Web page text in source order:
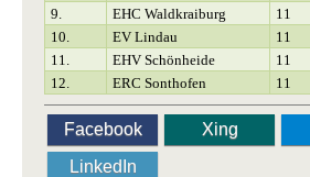
9.
EHC Waldkraiburg 11
10.
EV Lindau 11
11.
EHV Schönheide 11
12.
ERC Sonthofen 11
Facebook Xing
LinkedIn